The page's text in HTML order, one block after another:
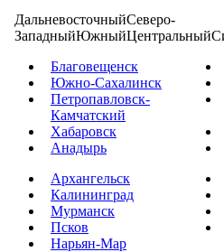
ДальневосточныйСеверо-
ЗападныйЮжныйЦентральный
Благовещенск
Южно-Сахалинск
Петропавловск-
Камчатский
Хабаровск
Анадырь
Архангельск
Калининград
Мурманск
Псков
Нарьян-Мар